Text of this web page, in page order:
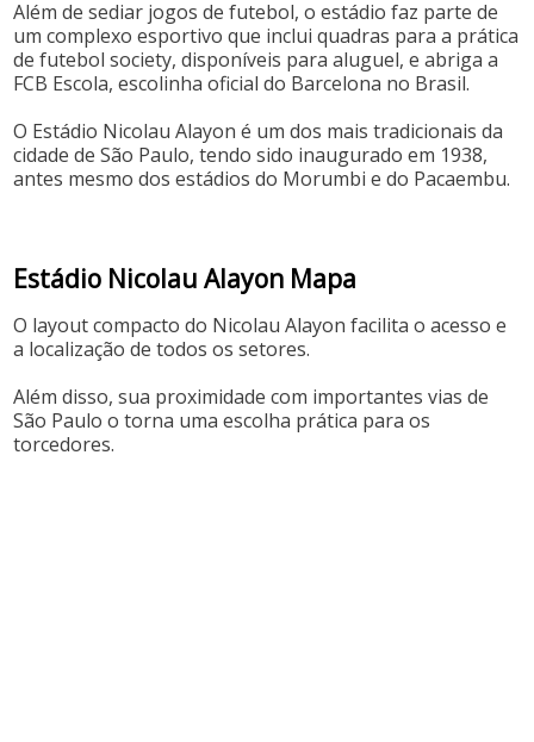
Além de sediar jogos de futebol, o estádio faz parte de
um complexo esportivo que inclui quadras para a prática
de futebol society, disponíveis para aluguel, e abriga a
FCB Escola, escolinha oficial do Barcelona no Brasil.
O Estádio Nicolau Alayon é um dos mais tradicionais da
cidade de São Paulo, tendo sido inaugurado em 1938,
antes mesmo dos estádios do Morumbi e do Pacaembu.
Estádio Nicolau Alayon Mapa
O layout compacto do Nicolau Alayon facilita o acesso e
a localização de todos os setores.
Além disso, sua proximidade com importantes vias de
São Paulo o torna uma escolha prática para os
torcedores.